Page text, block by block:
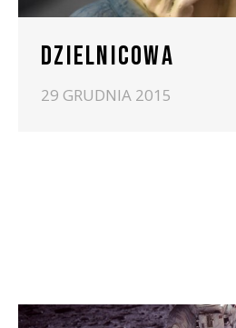
DZIELNICOWA
29 GRUDNIA 2015